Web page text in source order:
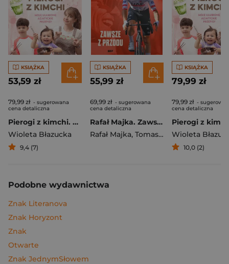
KSIĄŻKA
53,59 zł
79,99 zł - sugerowana
cena detaliczna
Pierogi z kimchi. Moje ulubione azjatyckie przepisy
Wioleta Błazucka
9,4 (7)
KSIĄŻKA
55,99 zł
69,99 zł - sugerowana
cena detaliczna
Rafał Majka. Zawsze z przodu. Rozmawia Tomasz Kalemba - książka z autografem
Rafał Majka, Tomasz Kalemba
KSIĄŻKA
79,99 zł
79,99 zł -
cena detaliczna
Wioleta
10,0 (2)
Podobne wydawnictwa
Znak Literanova
Znak Horyzont
Znak
Otwarte
Znak JednymSłowem